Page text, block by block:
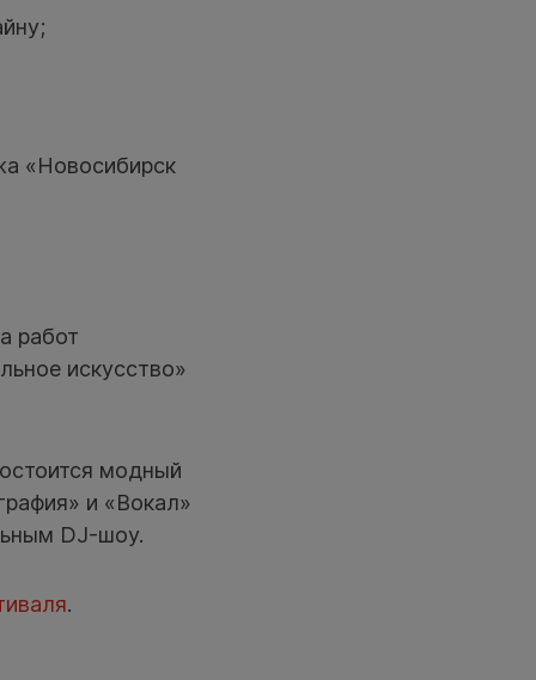
«Новосибирск
работ
искусство»
модный
и «Вокал»
DJ-шоу.
.